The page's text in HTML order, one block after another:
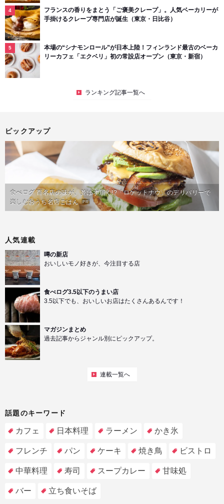
フランスの香りをまとう「ご褒美クレープ」。人気ベーカリーが
手掛けるクレープ専門店が誕生（東京・日比谷）
本場の“シナモンロール”が日本上陸！フィンランド最古のベーカ
リーカフェ「エクベリ」初の常設店オープン（東京・新宿）
ランキング記事一覧へ
ピックアップ
食べログ 百名店の味が、並ばず届く!?「ロケットナウ」のデリバリーで
楽しむおうち名店ごはん PR
人気連載
噂の新店
おいしいモノ好きが、今注目する店
食べログ3.5以下のうまい店
3.5以下でも、おいしいお店はたくさんあるんです！
マガジンまとめ
過去記事からジャンル別にピックアップ。
連載一覧へ
話題のキーワード
カフェ 日本料理 ラーメン かき氷
フレンチ パン ケーキ 焼き鳥 ビストロ
中華料理 寿司 スープカレー 甘味処
バー 立ち食いそば